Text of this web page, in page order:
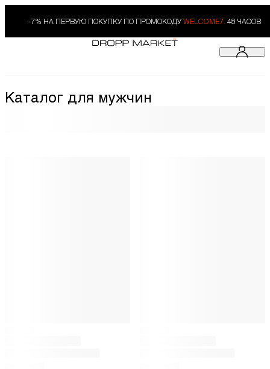
-7% НА ПЕРВУЮ ПОКУПКУ ПО ПРОМОКОДУ WELCOME7. 48 ЧАСОВ
Каталог для мужчин